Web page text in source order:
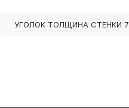
УГОЛОК ТОЛЩИНА СТЕНКИ 7